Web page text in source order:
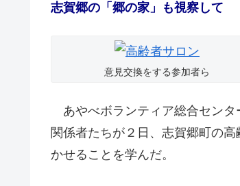
志賀郷の「郷の家」も視察して
意見交換をする参加者ら
あやべボランティア総合センタ
関係者たちが２日、志賀郷町の
かせることを学んだ。